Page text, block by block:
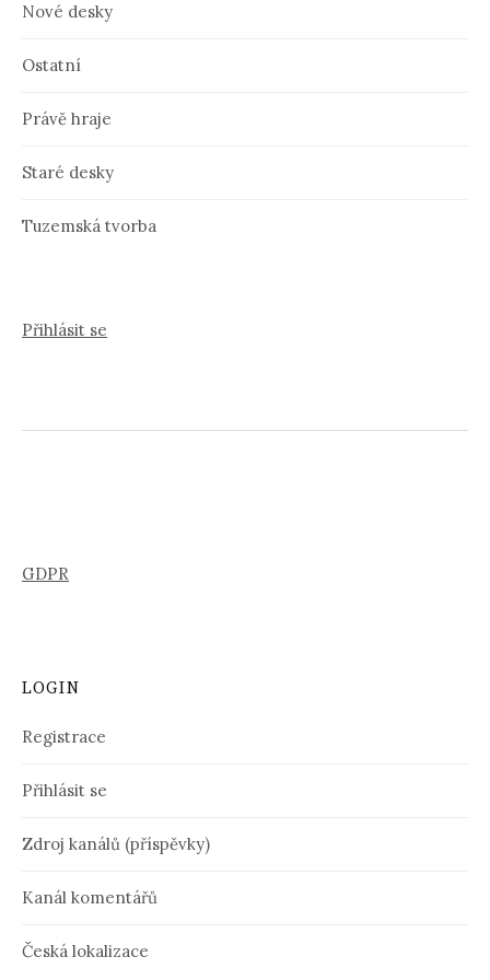
Nové desky
Ostatní
Právě hraje
Staré desky
Tuzemská tvorba
Přihlásit se
GDPR
LOGIN
Registrace
Přihlásit se
Zdroj kanálů (příspěvky)
Kanál komentářů
Česká lokalizace